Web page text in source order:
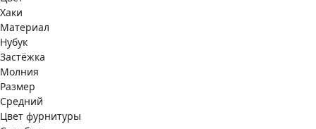
Хаки
Материал
Нубук
Застёжка
Молния
Размер
Средний
Цвет фурнитуры